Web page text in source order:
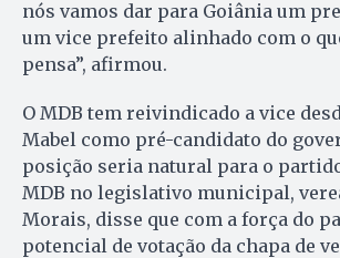
nós vamos dar para Goiânia um
um vice prefeito alinhado com o
pensa”, afirmou.
O MDB tem reivindicado a vice
Mabel como pré-candidato do
posição seria natural para o
MDB no legislativo municipal,
Morais, disse que com a força do
potencial de votação da chapa de